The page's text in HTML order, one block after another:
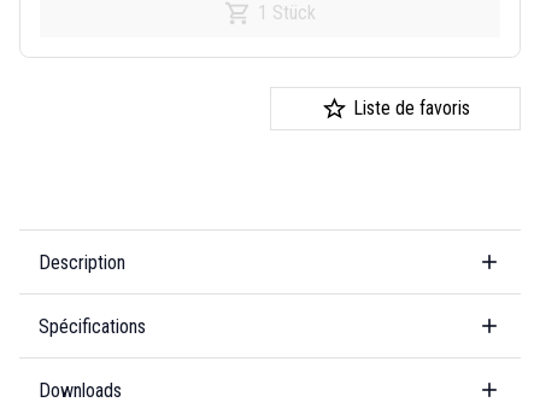
1 Stück
Liste de favoris
Description
Spécifications
Downloads